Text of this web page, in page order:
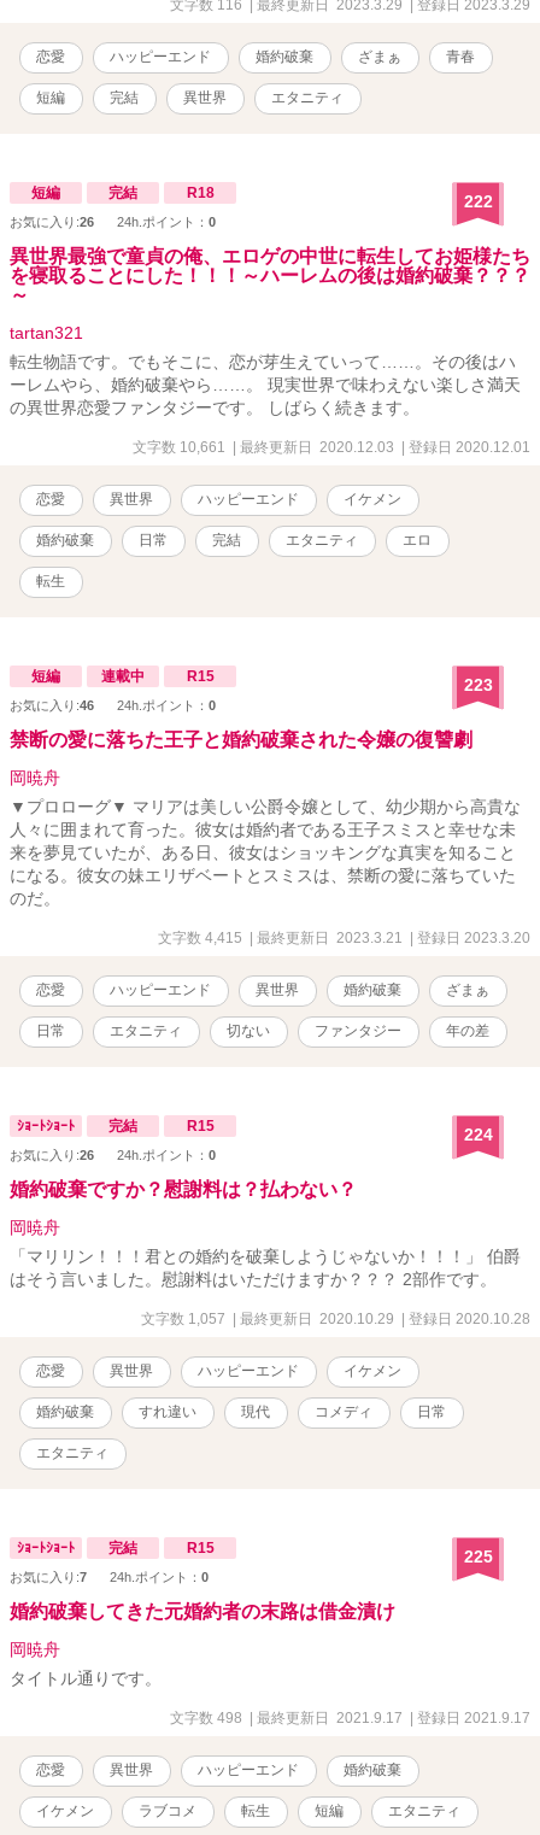
文字数 116 | 最終更新日 2023.3.29 | 登録日 2023.3.29
恋愛 ハッピーエンド 婚約破棄 ざまぁ 青春
短編 完結 異世界 エタニティ
短編 完結 R18
お気に入り:26 24h.ポイント： 0
222
異世界最強で童貞の俺、エロゲの中世に転生してお姫様たち
を寝取ることにした！！！～ハーレムの後は婚約破棄？？？
～
tartan321
転生物語です。でもそこに、恋が芽生えていって……。その後はハ
ーレムやら、婚約破棄やら……。 現実世界で味わえない楽しさ満天
の異世界恋愛ファンタジーです。 しばらく続きます。
文字数 10,661 | 最終更新日 2020.12.03 | 登録日 2020.12.01
恋愛 異世界 ハッピーエンド イケメン
婚約破棄 日常 完結 エタニティ エロ
転生
短編 連載中 R15
お気に入り:46 24h.ポイント： 0
223
禁断の愛に落ちた王子と婚約破棄された令嬢の復讐劇
岡暁舟
▼プロローグ▼ マリアは美しい公爵令嬢として、幼少期から高貴な
人々に囲まれて育った。彼女は婚約者である王子スミスと幸せな未
来を夢見ていたが、ある日、彼女はショッキングな真実を知ること
になる。彼女の妹エリザベートとスミスは、禁断の愛に落ちていた
のだ。
文字数 4,415 | 最終更新日 2023.3.21 | 登録日 2023.3.20
恋愛 ハッピーエンド 異世界 婚約破棄 ざまぁ
日常 エタニティ 切ない ファンタジー 年の差
ｼｮｰﾄｼｮｰﾄ 完結 R15
お気に入り:26 24h.ポイント： 0
224
婚約破棄ですか？慰謝料は？払わない？
岡暁舟
「マリリン！！！君との婚約を破棄しようじゃないか！！！」 伯爵
はそう言いました。慰謝料はいただけますか？？？ 2部作です。
文字数 1,057 | 最終更新日 2020.10.29 | 登録日 2020.10.28
恋愛 異世界 ハッピーエンド イケメン
婚約破棄 すれ違い 現代 コメディ 日常
エタニティ
ｼｮｰﾄｼｮｰﾄ 完結 R15
お気に入り:7 24h.ポイント： 0
225
婚約破棄してきた元婚約者の末路は借金漬け
岡暁舟
タイトル通りです。
文字数 498 | 最終更新日 2021.9.17 | 登録日 2021.9.17
恋愛 異世界 ハッピーエンド 婚約破棄
イケメン ラブコメ 転生 短編 エタニティ